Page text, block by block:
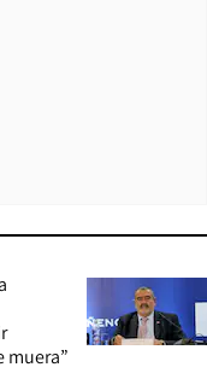
muera”